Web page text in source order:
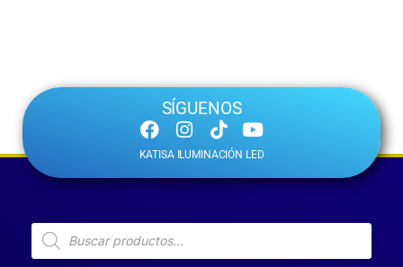
SÍGUENOS
KATISA ILUMINACIÓN LED